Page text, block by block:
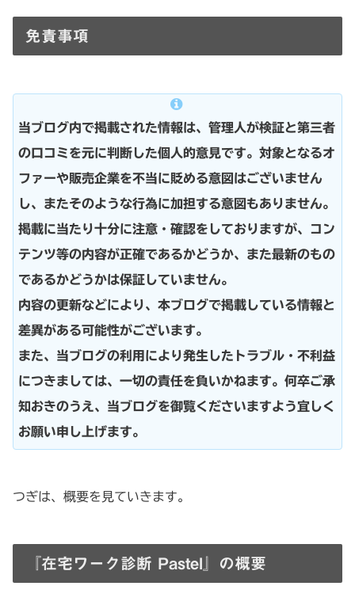
免責事項
当ブログ内で掲載された情報は、管理人が検証と第三者
の口コミを元に判断した個人的意見です。対象となるオ
ファーや販売企業を不当に貶める意図はございません
し、またそのような行為に加担する意図もありません。
掲載に当たり十分に注意・確認をしておりますが、コン
テンツ等の内容が正確であるかどうか、また最新のもの
であるかどうかは保証していません。
内容の更新などにより、本ブログで掲載している情報と
差異がある可能性がございます。
また、当ブログの利用により発生したトラブル・不利益
につきましては、一切の責任を負いかねます。何卒ご承
知おきのうえ、当ブログを御覧くださいますよう宜しく
お願い申し上げます。
つぎは、概要を見ていきます。
『在宅ワーク診断 Pastel』の概要